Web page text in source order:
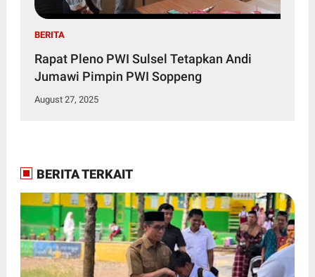
BERITA
Rapat Pleno PWI Sulsel Tetapkan Andi
Jumawi Pimpin PWI Soppeng
August 27, 2025
BERITA TERKAIT